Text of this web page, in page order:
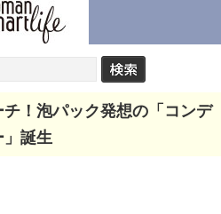
！泡パック発想の「コンデ
」誕生